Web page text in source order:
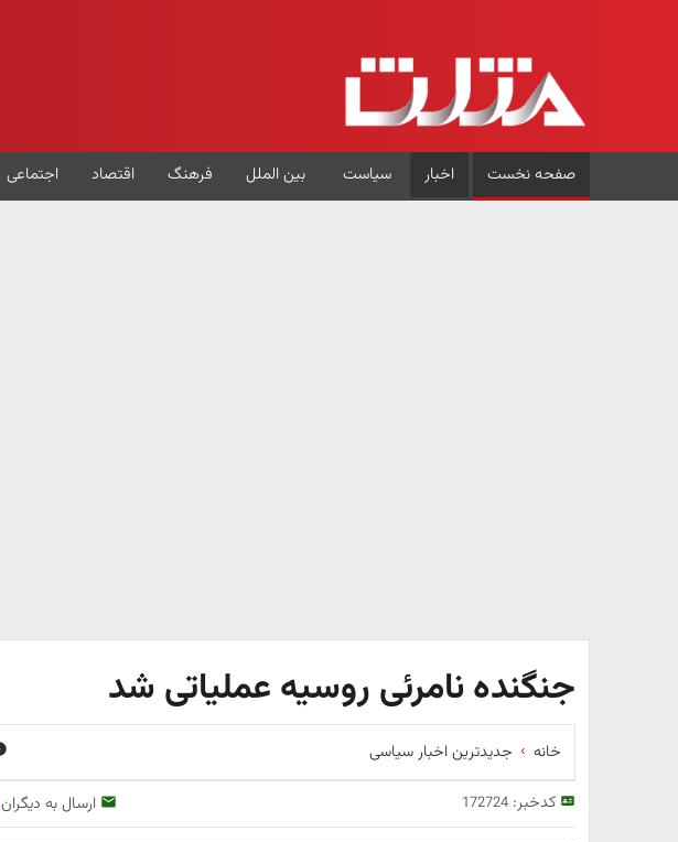
صفحه نخست اخبار سیاست بین الملل فرهنگ اقتصاد اجتماعی
جنگنده نامرئی روسیه عملیاتی شد
خانه جدیدترین اخبار سیاسی
کدخبر:172724 ارسال به دیگران